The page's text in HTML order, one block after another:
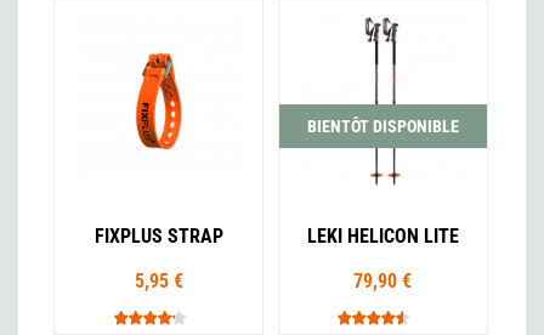
FIXPLUS STRAP
5,95 €
BIENTÔT DISPONIBLE
LEKI HELICON LITE
79,90 €